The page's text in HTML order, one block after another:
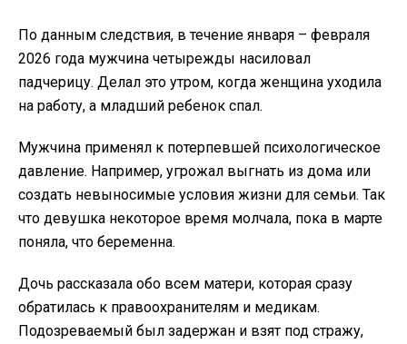
По данным следствия, в течение января – февраля
2026 года мужчина четырежды насиловал
падчерицу. Делал это утром, когда женщина уходила
на работу, а младший ребенок спал.
Мужчина применял к потерпевшей психологическое
давление. Например, угрожал выгнать из дома или
создать невыносимые условия жизни для семьи. Так
что девушка некоторое время молчала, пока в марте
поняла, что беременна.
Дочь рассказала обо всем матери, которая сразу
обратилась к правоохранителям и медикам.
Подозреваемый был задержан и взят под стражу,